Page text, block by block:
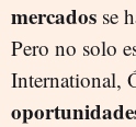
mercados se
Pero no solo
International,